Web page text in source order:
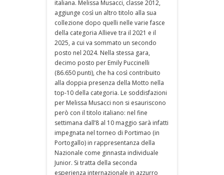
italiana. Melissa Musacci, classe 2012,
aggiunge così un altro titolo alla sua
collezione dopo quelli nelle varie fasce
della categoria Allieve tra il 2021 e il
2025, a cui va sommato un secondo
posto nel 2024. Nella stessa gara,
decimo posto per Emily Puccinelli
(86.650 punti), che ha così contribuito
alla doppia presenza della Motto nella
top-10 della categoria. Le soddisfazioni
per Melissa Musacci non si esauriscono
però con il titolo italiano: nel fine
settimana dall’8 al 10 maggio sarà infatti
impegnata nel torneo di Portimao (in
Portogallo) in rappresentanza della
Nazionale come ginnasta individuale
Junior. Si tratta della seconda
esperienza internazionale in azzurro